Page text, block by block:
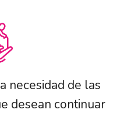
necesidad de las
desean continuar